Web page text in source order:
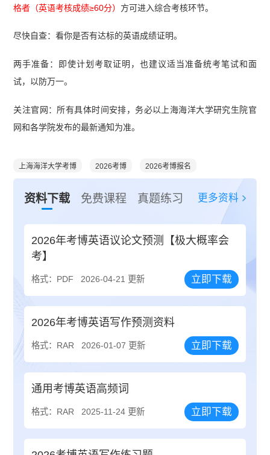
格者（英语考核成绩≥60分） 方可进入综合考核环节。
尽快自查：看你是否有达标的英语成绩证明。
两手准备：即使计划考取证明，也建议适当准备统考笔试和面
试，以防万一。
关注官网：所有具体时间安排，务必以上海海洋大学研究生院官
网和各学院发布的最新通知为准。
上海海洋大学考博 2026考博 2026考博报名
资料下载 免费课程 真题练习 更多资料
2026年考博英语议论文预测【极大概率会
考】
格式：PDF 2026-04-21 更新 立即下载
2026年考博英语写作预测资料
格式：RAR 2026-01-07 更新 立即下载
通用考博英语高频词
格式：RAR 2025-11-24 更新 立即下载